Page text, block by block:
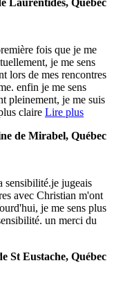
Laurentides, Québec
fois que je me
je me sens
lors de mes rencontres
enfin je me sens
pleinement, je me suis
claire Lire plus
de Mirabel, Québec
sensibilité.je jugeais
avec Christian m'ont
je me sens plus
un merci du
St Eustache, Québec